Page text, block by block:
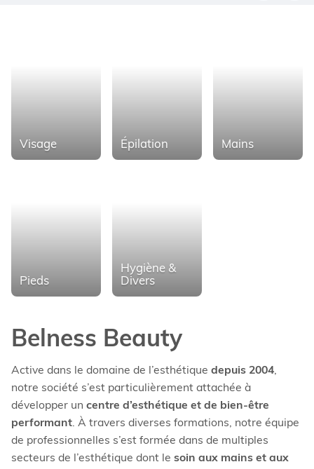
Visage Épilation Mains
Pieds
Hygiène &
Divers
Belness Beauty
Active dans le domaine de l’esthétique depuis 2004,
notre société s’est particulièrement attachée à
développer un centre d’esthétique et de bien-être
performant. À travers diverses formations, notre équipe
de professionnelles s’est formée dans de multiples
secteurs de l’esthétique dont le soin aux mains et aux